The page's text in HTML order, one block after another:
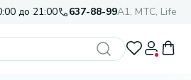
до 21:00 637-88-99A1, МТС, Life